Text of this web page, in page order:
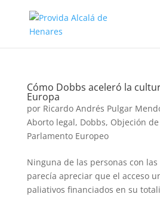
Cómo Dobbs aceleró la
Europa
por Ricardo Andrés Pulgar
Aborto legal, Dobbs, Objeción
Parlamento Europeo
Ninguna de las personas con
parecía apreciar que el acceso
paliativos financiados en su